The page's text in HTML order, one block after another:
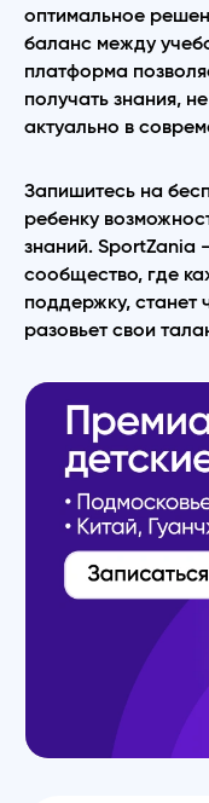
оптимальное
баланс между
платформа
получать знания,
актуально в
Запишитесь на
ребенку
знаний. SportZania
сообщество, где
поддержку,
разовьет свои